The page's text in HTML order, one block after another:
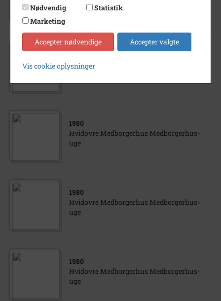
1980
Hvidovre Medborgerhus Medborgerhus-
1980
Hvidovre Medborgerhus Medborgerhus-
uge
1980
Hvidovre Medborgerhus Medborgerhus-
uge
1980
Hvidovre Medborgerhus Medborgerhus-
uge
Nødvendig
Statistik
Marketing
Accepter nødvendige Accepter valgte
Vis cookie oplysninger